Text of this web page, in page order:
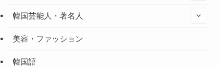
韓国芸能人・著名人
美容・ファッション
韓国語